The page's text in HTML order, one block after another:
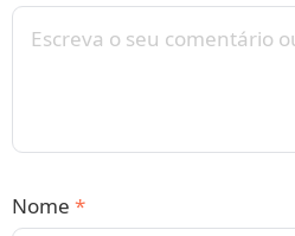
Nome *